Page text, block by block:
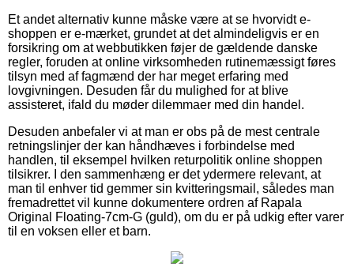
Et andet alternativ kunne måske være at se hvorvidt e-
shoppen er e-mærket, grundet at det almindeligvis er en
forsikring om at webbutikken føjer de gældende danske
regler, foruden at online virksomheden rutinemæssigt føres
tilsyn med af fagmænd der har meget erfaring med
lovgivningen. Desuden får du mulighed for at blive
assisteret, ifald du møder dilemmaer med din handel.
Desuden anbefaler vi at man er obs på de mest centrale
retningslinjer der kan håndhæves i forbindelse med
handlen, til eksempel hvilken returpolitik online shoppen
tilsikrer. I den sammenhæng er det ydermere relevant, at
man til enhver tid gemmer sin kvitteringsmail, således man
fremadrettet vil kunne dokumentere ordren af Rapala
Original Floating-7cm-G (guld), om du er på udkig efter varer
til en voksen eller et barn.